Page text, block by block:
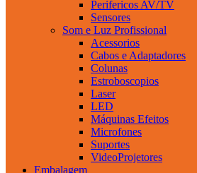
Perifericos AV/TV
Sensores
Som e Luz Profissional
Acessorios
Cabos e Adaptadores
Colunas
Estroboscopios
Laser
LED
Máquinas Efeitos
Microfones
Suportes
VideoProjetores
Embalagem